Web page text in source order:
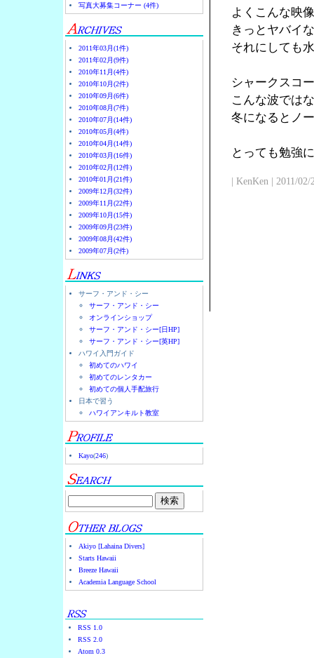
写真大募集コーナー (4件)
2011年03月(1件)
2011年02月(9件)
2010年11月(4件)
2010年10月(2件)
2010年09月(6件)
2010年08月(7件)
2010年07月(14件)
2010年05月(4件)
2010年04月(14件)
2010年03月(16件)
2010年02月(12件)
2010年01月(21件)
2009年12月(32件)
2009年11月(22件)
2009年10月(15件)
2009年09月(23件)
2009年08月(42件)
2009年07月(2件)
サーフ・アンド・シー
サーフ・アンド・シー
オンラインショップ
サーフ・アンド・シー[日HP]
サーフ・アンド・シー[英HP]
ハワイ入門ガイド
初めてのハワイ
初めてのレンタカー
初めての個人手配旅行
日本で習う
ハワイアンキルト教室
Kayo(246)
Akiyo [Lahaina Divers]
Starts Hawaii
Breeze Hawaii
Academia Language School
RSS 1.0
RSS 2.0
Atom 0.3
よくこんな映
きっとヤバイ
それにしても
シャークスコ
こんな波では
冬になるとノ
とっても勉強
| KenKen | 2011/